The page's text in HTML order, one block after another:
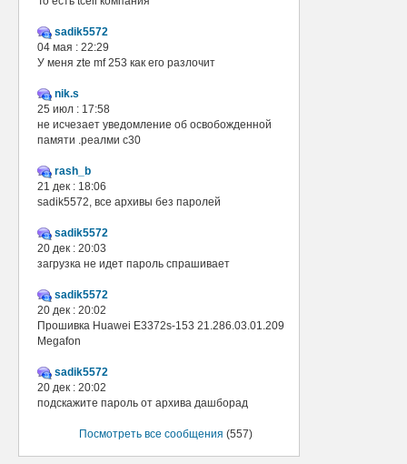
sadik5572
04 мая : 22:29
У меня zte mf 253 как его разлочит
nik.s
25 июл : 17:58
не исчезает уведомление об освобожденной
памяти .реалми с30
rash_b
21 дек : 18:06
sadik5572, все архивы без паролей
sadik5572
20 дек : 20:03
загрузка не идет пароль спрашивает
sadik5572
20 дек : 20:02
Прошивка Huawei E3372s-153 21.286.03.01.209
Megafon
sadik5572
20 дек : 20:02
подскажите пароль от архива дашборад
Посмотреть все сообщения (557)